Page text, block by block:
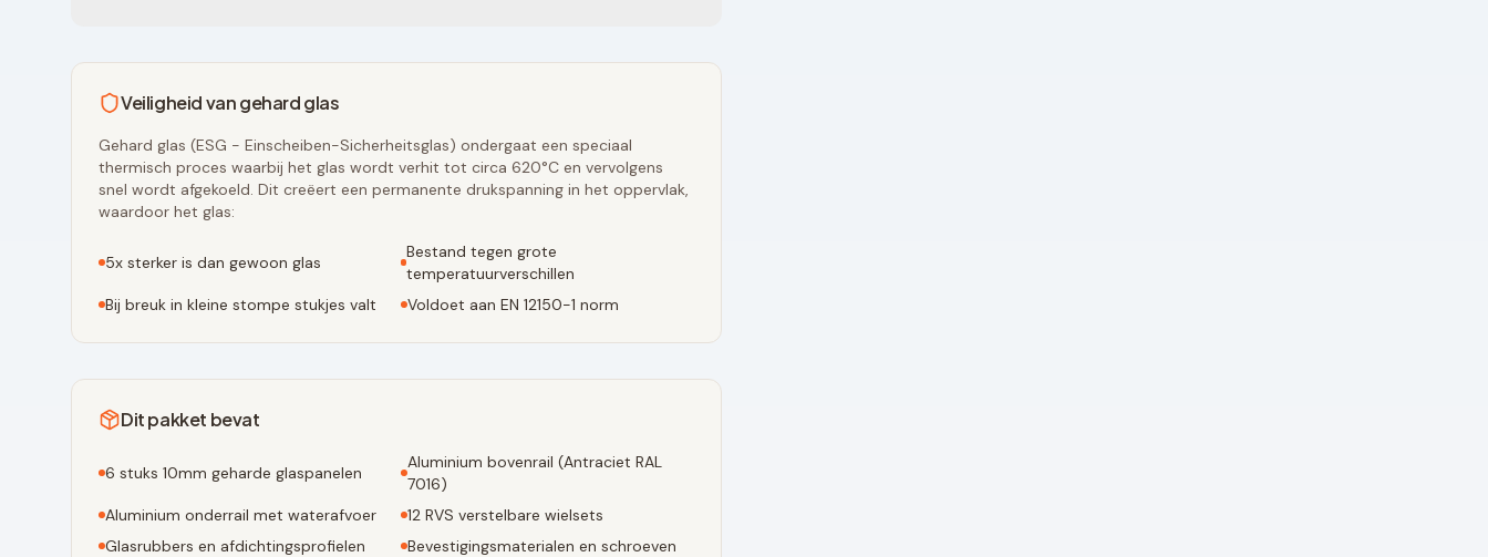
Veiligheid van gehard glas
Gehard glas (ESG - Einscheiben-Sicherheitsglas) ondergaat een speciaal
thermisch proces waarbij het glas wordt verhit tot circa 620°C en vervolgens
snel wordt afgekoeld. Dit creëert een permanente drukspanning in het oppervlak,
waardoor het glas:
5x sterker is dan gewoon glas
Bestand tegen grote
temperatuurverschillen
Bij breuk in kleine stompe stukjes valt
Voldoet aan EN 12150-1 norm
Dit pakket bevat
6 stuks 10mm geharde glaspanelen
Aluminium bovenrail (Antraciet RAL
7016)
Aluminium onderrail met waterafvoer
12 RVS verstelbare wielsets
Glasrubbers en afdichtingsprofielen
Bevestigingsmaterialen en schroeven